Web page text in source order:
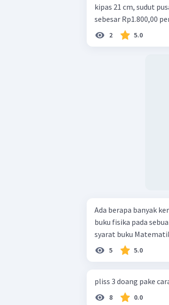
kipas 21 cm, sudut
sebesar Rp1.800,00
Rp350,00/m. Kipas
total keuntungan
2 5.0
Ada berapa banyak
buku fisika pada
syarat buku
5 5.0
pliss 3 doang pake
8 0.0